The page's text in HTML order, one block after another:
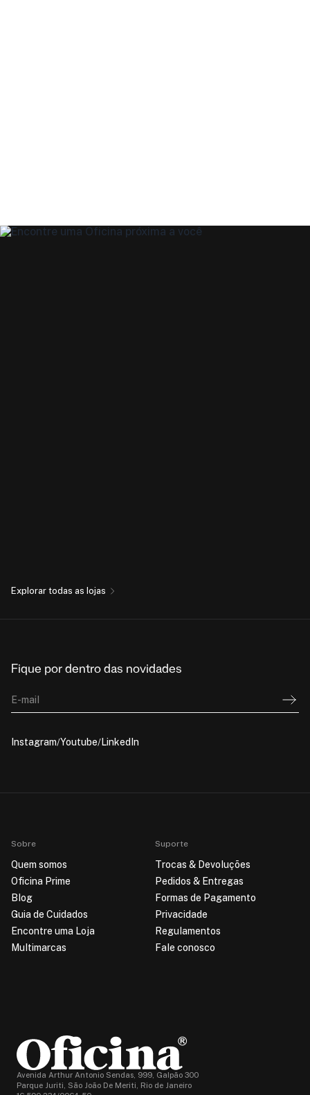
Explorar todas as lojas
Fique por dentro das novidades
E-mail
Instagram Youtube LinkedIn
Sobre
Quem somos
Oficina Prime
Blog
Guia de Cuidados
Encontre uma Loja
Multimarcas
Suporte
Trocas & Devoluções
Pedidos & Entregas
Formas de Pagamento
Privacidade
Regulamentos
Fale conosco
Avenida Arthur Antonio Sendas, 999, Galpão 300
Parque Juriti, São João De Meriti, Rio de Janeiro